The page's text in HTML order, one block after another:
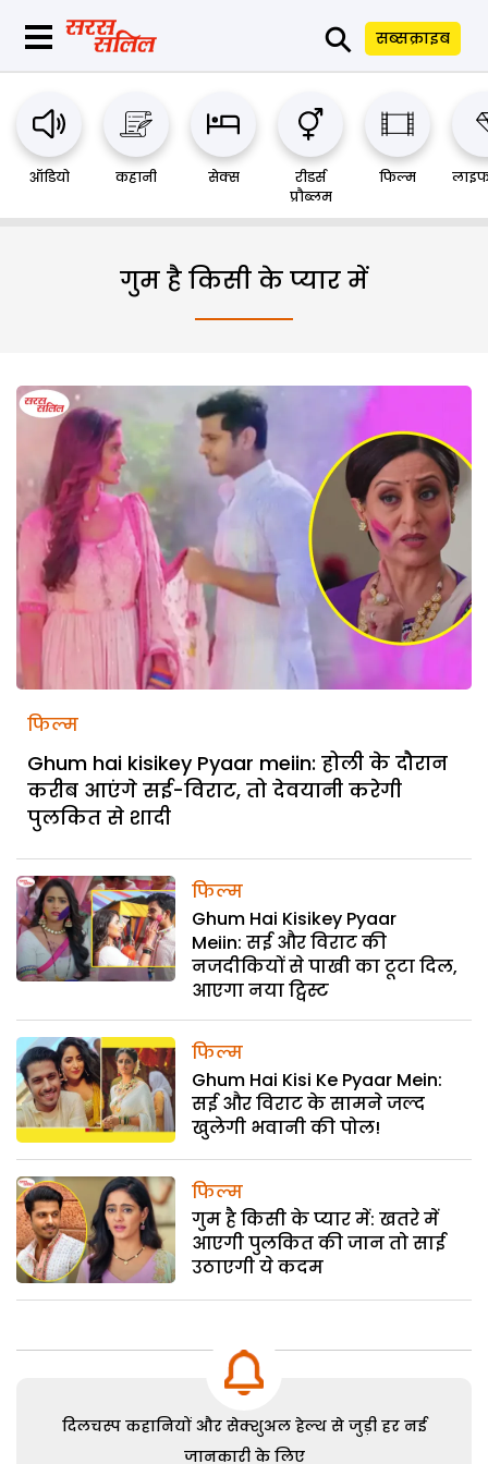
⚲ सब्सक्राइब
ऑडियो कहानी सेक्स
रीडर्स
प्रौब्लम
फिल्म
गुम है किसी के प्यार में
फिल्म
Ghum hai kisikey Pyaar meiin: होली के दौरान
करीब आएंगे सई-विराट, तो देवयानी करेगी
पुलकित से शादी
फिल्म
Ghum Hai Kisikey Pyaar
Meiin: सई और विराट की
नजदीकियों से पाखी का टूटा दिल,
आएगा नया ट्विस्ट
फिल्म
Ghum Hai Kisi Ke Pyaar Mein:
सई और विराट के सामने जल्द
खुलेगी भवानी की पोल!
फिल्म
गुम है किसी के प्यार में: खतरे में
आएगी पुलकित की जान तो साई
उठाएगी ये कदम
दिलचस्प कहानियों और सेक्शुअल हेल्थ से जुड़ी हर नई
जानकारी के लिए